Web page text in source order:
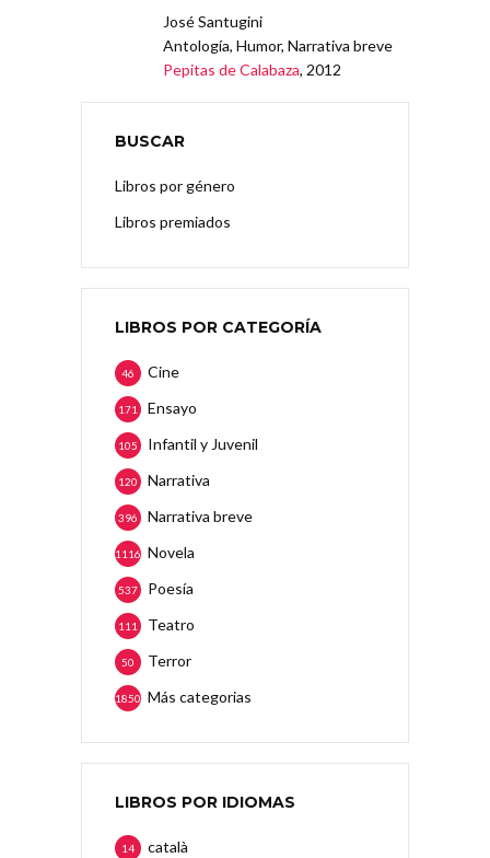
José Santugini
Antología, Humor, Narrativa breve
Pepitas de Calabaza, 2012
BUSCAR
Libros por género
Libros premiados
LIBROS POR CATEGORÍA
Cine
46
Ensayo
171
Infantil y Juvenil
105
Narrativa
120
Narrativa breve
396
Novela
1116
Poesía
537
Teatro
111
Terror
50
Más categorias
1850
LIBROS POR IDIOMAS
català
14